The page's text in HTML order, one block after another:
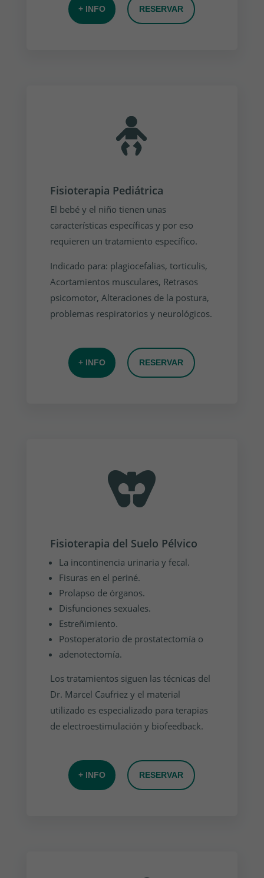
+ INFO RESERVAR
Fisioterapia Pediátrica
El bebé y el niño tienen unas
características específicas y por eso
requieren un tratamiento específico.
Indicado para: plagiocefalias, torticulis,
Acortamientos musculares, Retrasos
psicomotor, Alteraciones de la postura,
problemas respiratorios y neurológicos.
+ INFO RESERVAR
Fisioterapia del Suelo Pélvico
La incontinencia urinaria y fecal.
Fisuras en el periné.
Prolapso de órganos.
Disfunciones sexuales.
Estreñimiento.
Postoperatorio de prostatectomía o
adenotectomía.
Los tratamientos siguen las técnicas del
Dr. Marcel Caufriez y el material
utilizado es especializado para terapias
de electroestimulación y biofeedback.
+ INFO RESERVAR